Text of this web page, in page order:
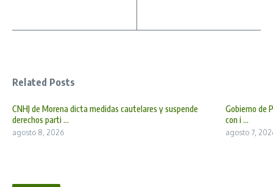
Related Posts
CNHJ de Morena dicta medidas cautelares y suspende
derechos parti ...
agosto 8, 2026
Gobierno de
con i ...
agosto 7,